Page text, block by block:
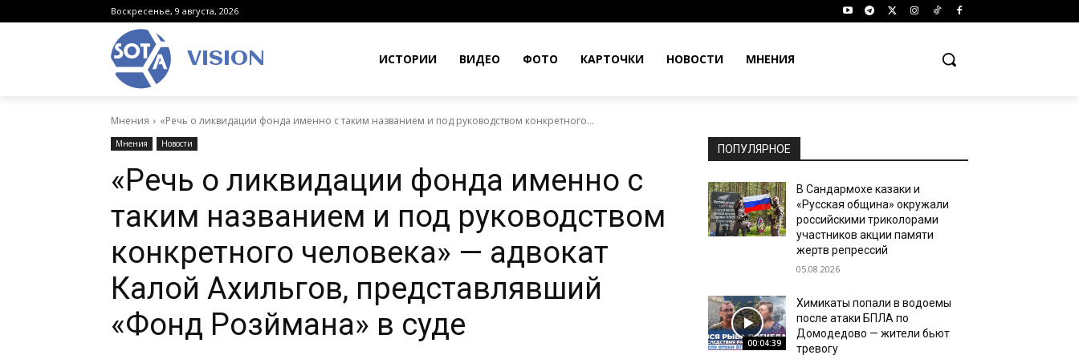
Воскресенье, 9 августа, 2026
VISION ИСТОРИИ ВИДЕО ФОТО КАРТОЧКИ НОВОСТИ МНЕНИЯ
Мнения «Речь о ликвидации фонда именно с таким названием и под руководством конкретного...
Мнения Новости
«Речь о ликвидации фонда именно с
таким названием и под руководством
конкретного человека» — адвокат
Калой Ахильгов, представлявший
«Фонд Розймана» в суде
ПОПУЛЯРНОЕ
В Сандармохе казаки и
«Русская община» окружали
российскими триколорами
участников акции памяти
жертв репрессий
05.08.2026
00:04:39
Химикаты попали в водоемы
после атаки БПЛА по
Домодедово — жители бьют
тревогу